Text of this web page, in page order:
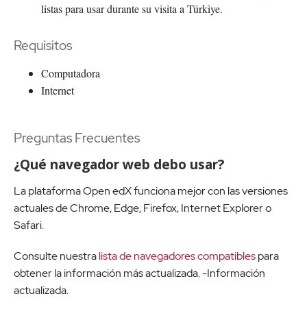
listas para usar durante su visita a Türkiye.
Requisitos
Computadora
Internet
Preguntas Frecuentes
¿Qué navegador web debo usar?
La plataforma Open edX funciona mejor con las versiones
actuales de Chrome, Edge, Firefox, Internet Explorer o
Safari.
Consulte nuestralista de navegadores compatiblespara
obtener la información más actualizada. -Información
actualizada.